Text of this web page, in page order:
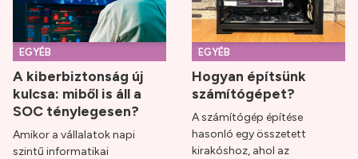
EGYÉB
A kiberbiztonság új
kulcsa: miből is áll a
SOC ténylegesen?
Amikor a vállalatok napi
szintű informatikai
EGYÉB
Hogyan építsünk
számítógépet?
A számítógép építése
hasonló egy összetett
kirakóshoz, ahol az